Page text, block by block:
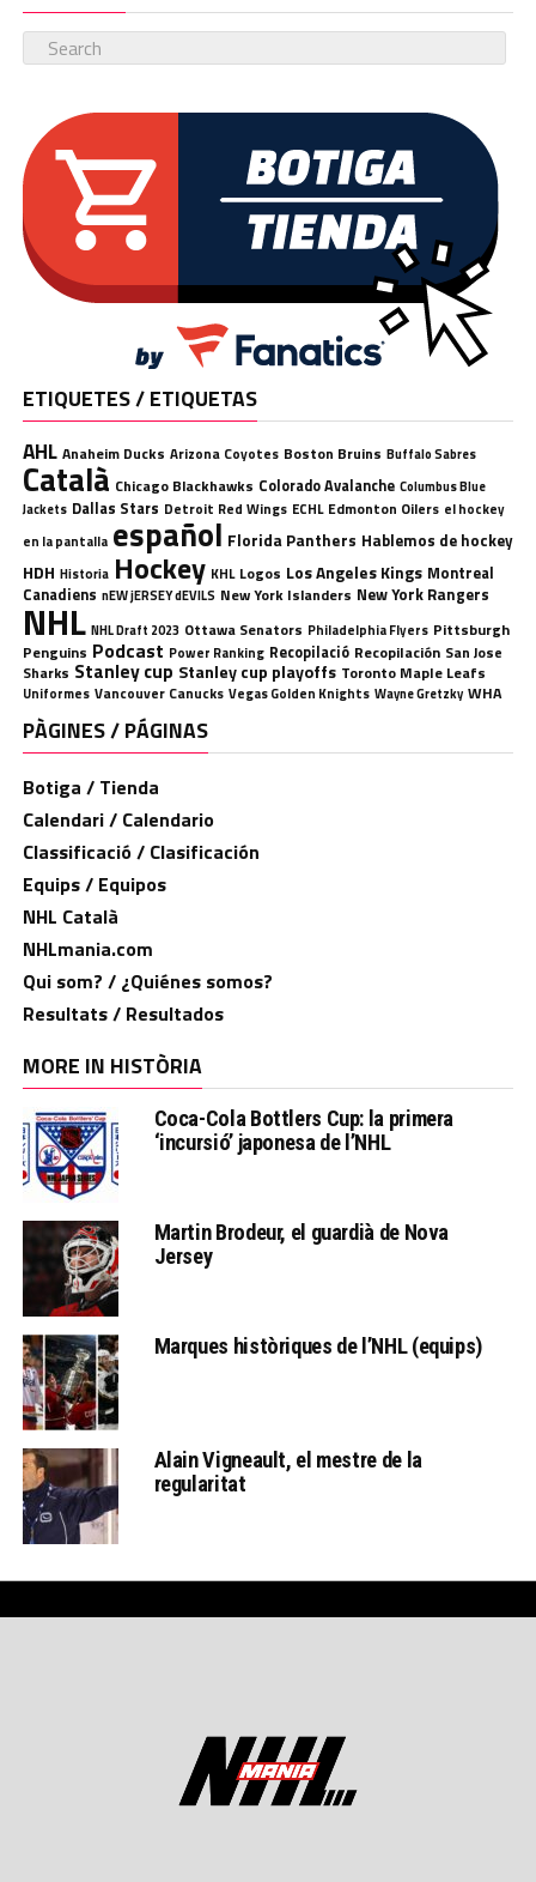
ETIQUETES / ETIQUETAS
AHL Anaheim Ducks Arizona Coyotes Boston Bruins Buffalo Sabres
Català Chicago Blackhawks Colorado Avalanche Columbus Blue
Jackets Dallas Stars Detroit Red Wings ECHL Edmonton Oilers el hockey
en la pantalla español Florida Panthers Hablemos de hockey
HDH Historia Hockey KHL Logos Los Angeles Kings Montreal
Canadiens nEW jERSEY dEVILS New York Islanders New York Rangers
NHL NHL Draft 2023 Ottawa Senators Philadelphia Flyers Pittsburgh
Penguins Podcast Power Ranking Recopilació Recopilación San Jose
Sharks Stanley cup Stanley cup playoffs Toronto Maple Leafs
Uniformes Vancouver Canucks Vegas Golden Knights Wayne Gretzky WHA
PÀGINES / PÁGINAS
Botiga / Tienda
Calendari / Calendario
Classificació / Clasificación
Equips / Equipos
NHL Català
NHLmania.com
Qui som? / ¿Quiénes somos?
Resultats / Resultados
MORE IN HISTÒRIA
Coca-Cola Bottlers Cup: la primera
‘incursió’ japonesa de l’NHL
Martin Brodeur, el guardià de Nova
Jersey
Marques històriques de l’NHL (equips)
Alain Vigneault, el mestre de la
regularitat